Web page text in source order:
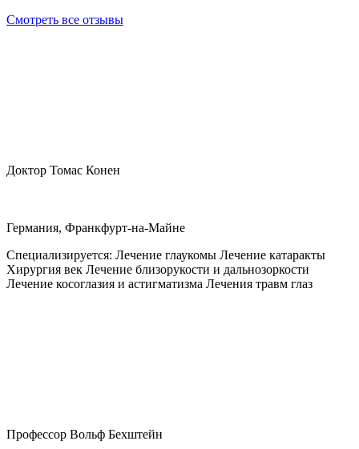
Смотреть все отзывы
Доктор Томас Конен
Германия, Франкфурт-на-Майне
Специализируется: Лечение глаукомы Лечение катаракты
Хирургия век Лечение близорукости и дальнозоркости
Лечение косоглазия и астигматизма Лечения травм глаз
Профессор Вольф Бехштейн